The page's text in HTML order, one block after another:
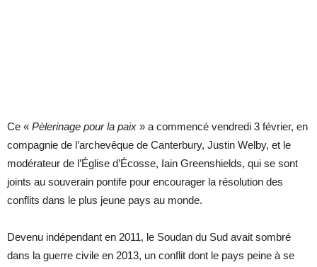
Ce « Pèlerinage pour la paix » a commencé vendredi 3 février, en
compagnie de l’archevêque de Canterbury, Justin Welby, et le
modérateur de l’Église d’Écosse, Iain Greenshields, qui se sont
joints au souverain pontife pour encourager la résolution des
conflits dans le plus jeune pays au monde.
Devenu indépendant en 2011, le Soudan du Sud avait sombré
dans la guerre civile en 2013, un conflit dont le pays peine à se